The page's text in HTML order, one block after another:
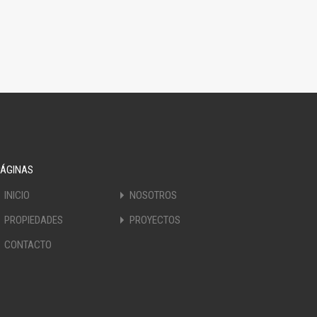
INICIO
NOSOTROS
PROPIEDADES
PROYECTOS
CONTACTO